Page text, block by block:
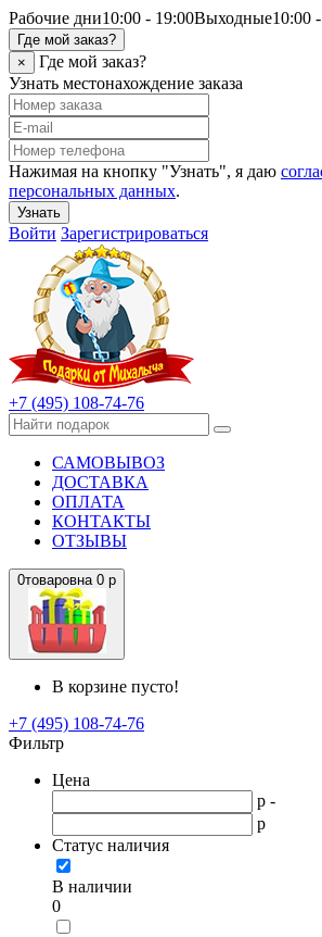
Рабочие дни10:00 - 19:00Выходные10:00
Где мой заказ?
×
Где мой заказ?
Узнать местонахождение заказа
Нажимая на кнопку "Узнать", я даю
персональных данных.
Узнать
Войти Зарегистрироваться
+7 (495) 108-74-76
САМОВЫВОЗ
ДОСТАВКА
ОПЛАТА
КОНТАКТЫ
ОТЗЫВЫ
0товаровна 0 р
В корзине пусто!
+7 (495) 108-74-76
Фильтр
Цена
р -
р
Статус наличия
В наличии
0